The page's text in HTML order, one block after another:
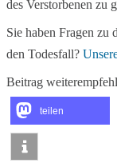
des Verstorbenen zu
Sie haben Fragen zu
den Todesfall?
Beitrag
teilen